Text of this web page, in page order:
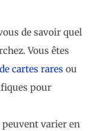
de savoir quel
Vous êtes
cartes rares ou
pour
varier en